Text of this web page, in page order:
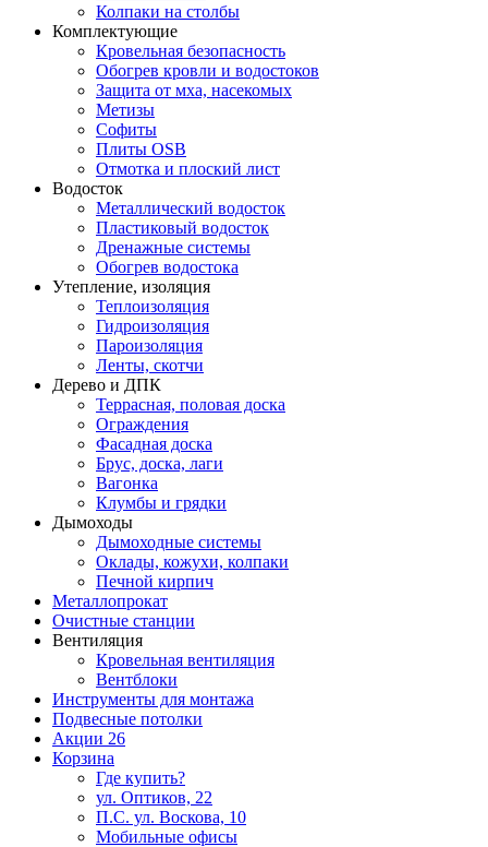
Колпаки на столбы
Комплектующие
Кровельная безопасность
Обогрев кровли и водостоков
Защита от мха, насекомых
Метизы
Софиты
Плиты OSB
Отмотка и плоский лист
Водосток
Металлический водосток
Пластиковый водосток
Дренажные системы
Обогрев водостока
Утепление, изоляция
Теплоизоляция
Гидроизоляция
Пароизоляция
Ленты, скотчи
Дерево и ДПК
Террасная, половая доска
Ограждения
Фасадная доска
Брус, доска, лаги
Вагонка
Клумбы и грядки
Дымоходы
Дымоходные системы
Оклады, кожухи, колпаки
Печной кирпич
Металлопрокат
Очистные станции
Вентиляция
Кровельная вентиляция
Вентблоки
Инструменты для монтажа
Подвесные потолки
Акции 26
Корзина
Где купить?
ул. Оптиков, 22
П.С. ул. Воскова, 10
Мобильные офисы